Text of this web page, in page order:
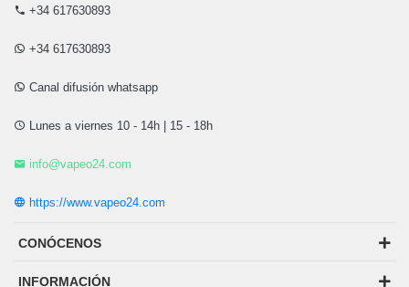
+34 617630893
+34 617630893
Canal difusión whatsapp
Lunes a viernes 10 - 14h | 15 - 18h
info@vapeo24.com
https://www.vapeo24.com
CONÓCENOS
INFORMACIÓN